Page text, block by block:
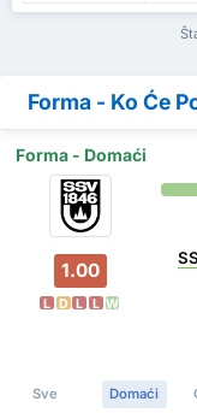
Forma - Ko Će
Forma - Domaći
1.00
L D L L W
Sve Domaći